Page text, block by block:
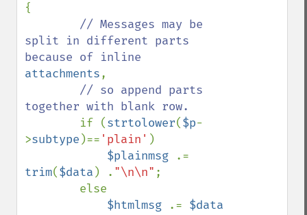
{
// Messages may be
split in different parts
attachments,
// so append parts
together with blank row.
if (strtolower($p-
>subtype )== 'plain' )
$plainmsg
trim($data ) . "\n\n" ;
$htmlmsg
.=